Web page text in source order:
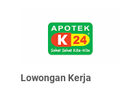
Lowongan Kerja